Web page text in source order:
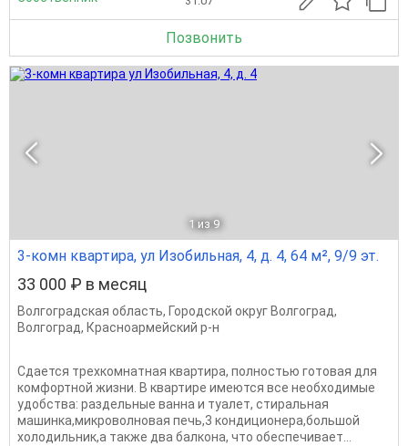
Позвонить
1 из 9
3-комн квартира, ул Изобильная, 4, д. 4, 64 м², 9/9 эт.
33 000 ₽ в месяц
Волгоградская область, Городской округ Волгоград,
Волгоград, Красноармейский р-н
Сдается трехкомнатная квартира, полностью готовая для
комфортной жизни. В квартире имеются все необходимые
удобства: раздельные ванна и туалет, стиральная
машинка,микроволновая печь,3 кондиционера,большой
холодильник,а также два балкона, что обеспечивает...